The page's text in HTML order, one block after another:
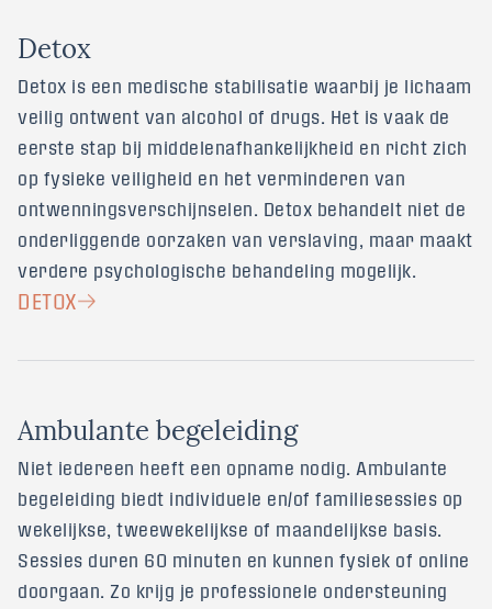
Detox
Detox is een medische stabilisatie waarbij je lichaam
veilig ontwent van alcohol of drugs. Het is vaak de
eerste stap bij middelenafhankelijkheid en richt zich
op fysieke veiligheid en het verminderen van
ontwenningsverschijnselen. Detox behandelt niet de
onderliggende oorzaken van verslaving, maar maakt
verdere psychologische behandeling mogelijk.
DETOX
Ambulante begeleiding
Niet iedereen heeft een opname nodig. Ambulante
begeleiding biedt individuele en/of familiesessies op
wekelijkse, tweewekelijkse of maandelijkse basis.
Sessies duren 60 minuten en kunnen fysiek of online
doorgaan. Zo krijg je professionele ondersteuning